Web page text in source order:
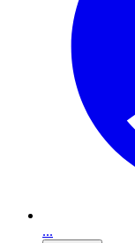
...